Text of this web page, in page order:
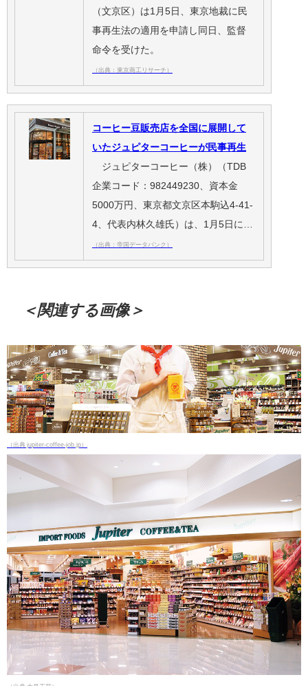
（文京区）は1月5日、東京地裁に民
事再生法の適用を申請し同日、監督
命令を受けた。
（出典：東京商工リサーチ）
コーヒー豆販売店を全国に展開して
いたジュピターコーヒーが民事再生
ジュピターコーヒー（株）（TDB
企業コード：982449230、資本金
5000万円、東京都文京区本駒込4-41-
4、代表内林久雄氏）は、1月5日に…
（出典：帝国データバンク）
＜関連する画像＞
（出典 jupiter-coffee-job.jp）